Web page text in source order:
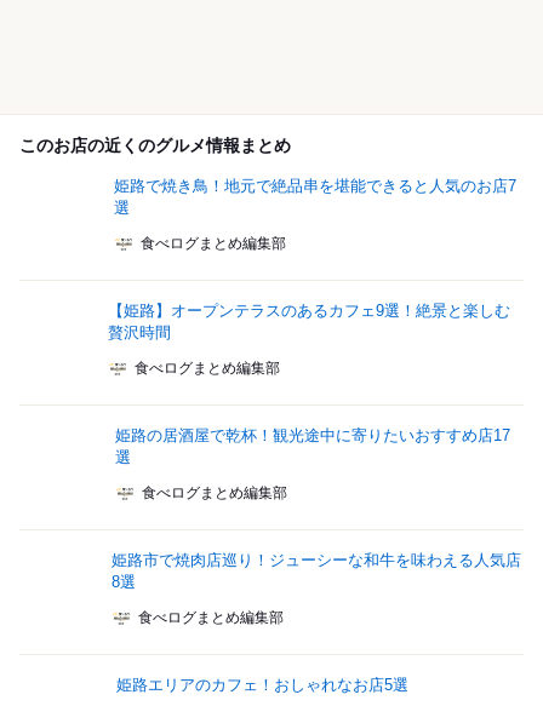
このお店の近くのグルメ情報まとめ
姫路で焼き鳥！地元で絶品串を堪能できると人気のお店7
選
食べログまとめ編集部
【姫路】オープンテラスのあるカフェ9選！絶景と楽しむ
贅沢時間
食べログまとめ編集部
姫路の居酒屋で乾杯！観光途中に寄りたいおすすめ店17
選
食べログまとめ編集部
姫路市で焼肉店巡り！ジューシーな和牛を味わえる人気店
8選
食べログまとめ編集部
姫路エリアのカフェ！おしゃれなお店5選